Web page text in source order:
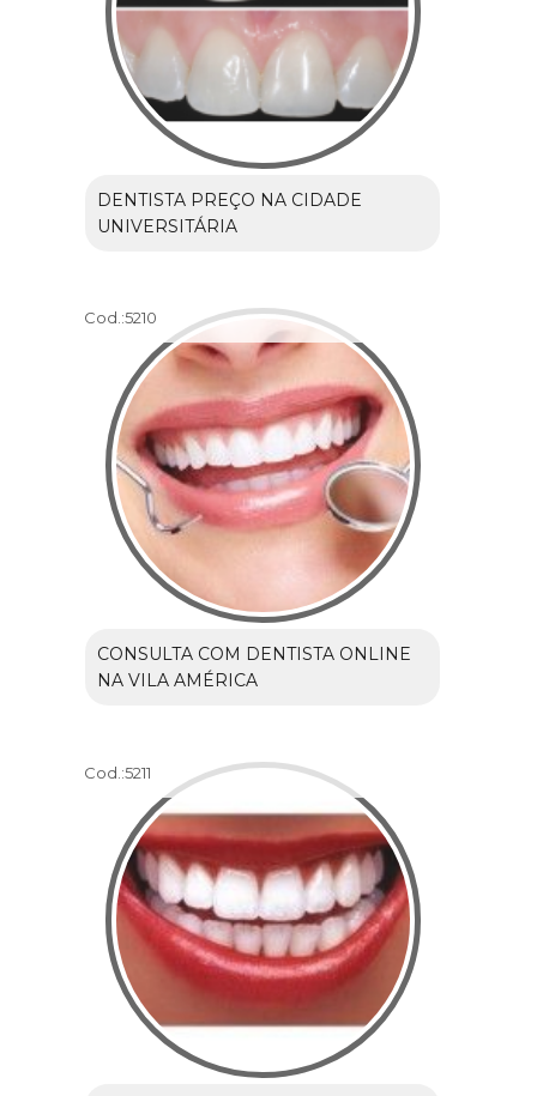
DENTISTA PREÇO NA CIDADE
UNIVERSITÁRIA
Cod.:5210
CONSULTA COM DENTISTA ONLINE
NA VILA AMÉRICA
Cod.:5211